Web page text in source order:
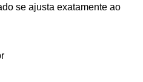
se ajusta exatamente ao